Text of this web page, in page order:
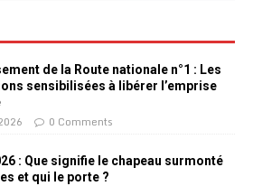
de la Route nationale n°1 : Les
sensibilisées à libérer l’emprise
0 Comments
: Que signifie le chapeau surmonté
et qui le porte ?